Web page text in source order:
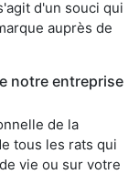
d'un souci qui
auprès de
notre entreprise
de la
tous les rats qui
vie ou sur votre